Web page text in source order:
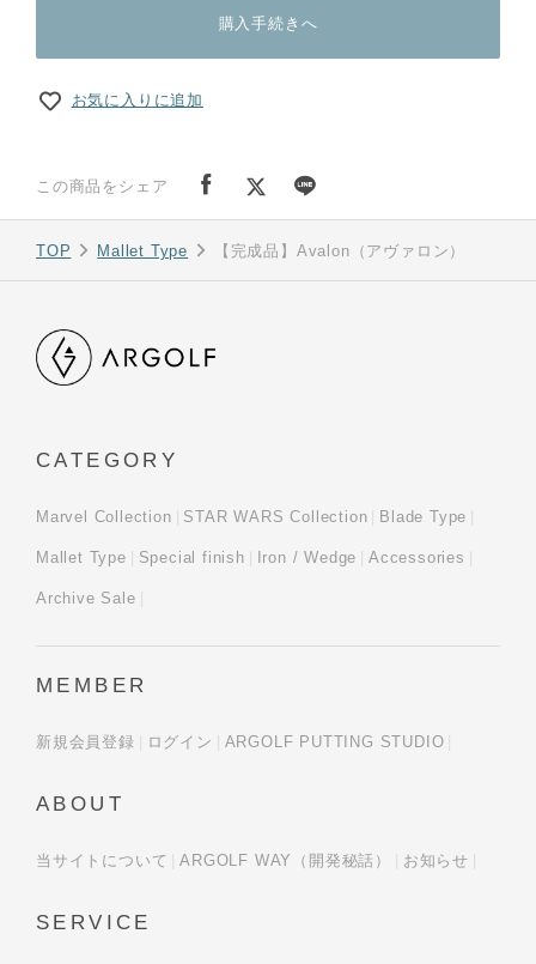
購入手続きへ
お気に入りに追加
この商品をシェア
TOP Mallet Type 【完成品】Avalon（アヴァロン）
CATEGORY
Marvel Collection STAR WARS Collection Blade Type
Mallet Type Special finish Iron / Wedge Accessories
Archive Sale
MEMBER
新規会員登録 ログイン ARGOLF PUTTING STUDIO
ABOUT
当サイトについて ARGOLF WAY（開発秘話） お知らせ
SERVICE